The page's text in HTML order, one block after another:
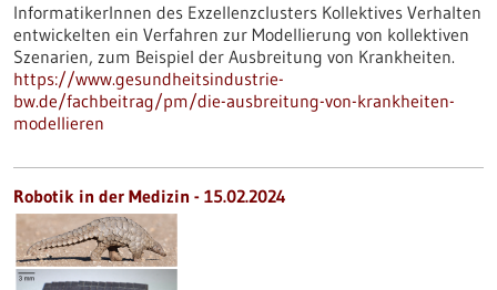
InformatikerInnen des Exzellenzclusters Kollektives Verhalten
entwickelten ein Verfahren zur Modellierung von kollektiven
Szenarien, zum Beispiel der Ausbreitung von Krankheiten.
https://www.gesundheitsindustrie-
bw.de/fachbeitrag/pm/die-ausbreitung-von-krankheiten-
modellieren
Robotik in der Medizin - 15.02.2024